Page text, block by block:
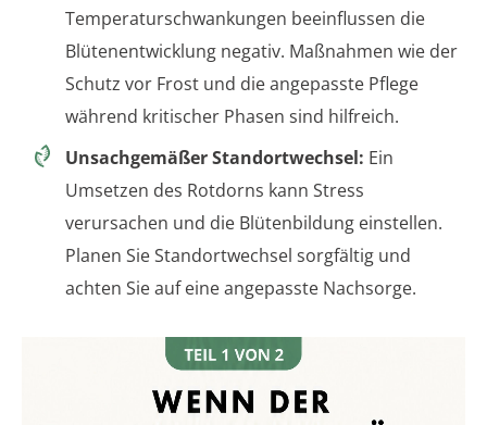
Temperaturschwankungen beeinflussen die
Blütenentwicklung negativ. Maßnahmen wie der
Schutz vor Frost und die angepasste Pflege
während kritischer Phasen sind hilfreich.
Unsachgemäßer Standortwechsel: Ein
Umsetzen des Rotdorns kann Stress
verursachen und die Blütenbildung einstellen.
Planen Sie Standortwechsel sorgfältig und
achten Sie auf eine angepasste Nachsorge.